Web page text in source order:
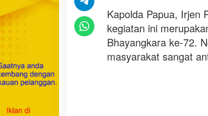
o
n
B
a
r
Kapolda Papua, Irjen
kegiatan ini
Bhayangkara ke-72.
masyarakat sangat